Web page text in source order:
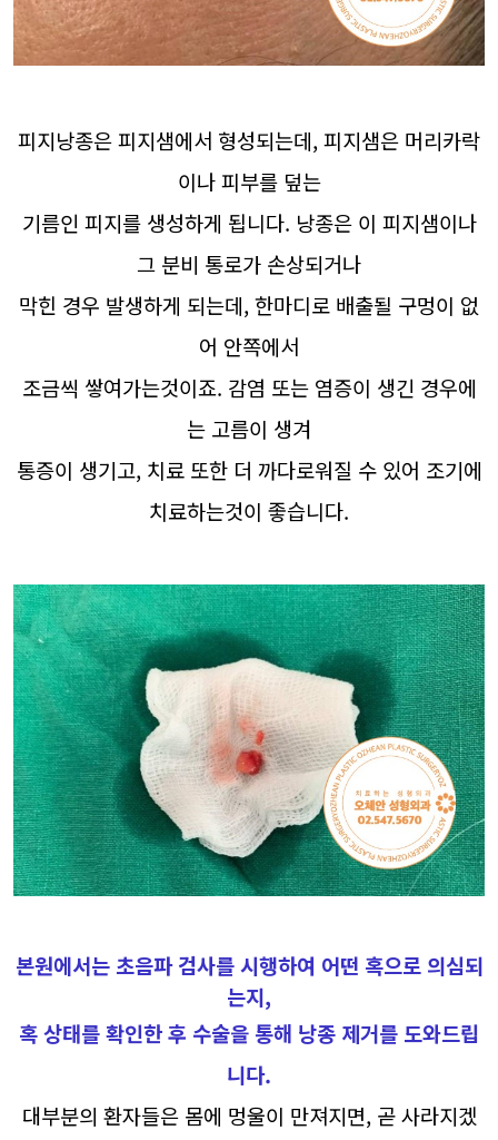
피지낭종은 피지샘에서 형성되는데, 피지샘은 머리카락
이나 피부를 덮는
기름인 피지를 생성하게 됩니다. 낭종은 이 피지샘이나
그 분비 통로가 손상되거나
막힌 경우 발생하게 되는데, 한마디로 배출될 구멍이 없
어 안쪽에서
조금씩 쌓여가는것이죠. 감염 또는 염증이 생긴 경우에
는 고름이 생겨
통증이 생기고, 치료 또한 더 까다로워질 수 있어 조기에
치료하는것이 좋습니다.
본원에서는 초음파 검사를 시행하여 어떤 혹으로 의심되
는지,
혹 상태를 확인한 후 수술을 통해 낭종 제거를 도와드립
니다.
대부분의 환자들은 몸에 멍울이 만져지면, 곧 사라지겠